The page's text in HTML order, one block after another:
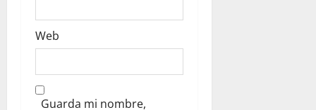
Web
Guarda mi nombre,